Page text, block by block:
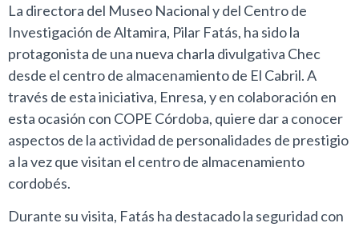
La directora del Museo Nacional y del Centro de
Investigación de Altamira, Pilar Fatás, ha sido la
protagonista de una nueva charla divulgativa Chec
desde el centro de almacenamiento de El Cabril. A
través de esta iniciativa, Enresa, y en colaboración en
esta ocasión con COPE Córdoba, quiere dar a conocer
aspectos de la actividad de personalidades de prestigio
a la vez que visitan el centro de almacenamiento
cordobés.
Durante su visita, Fatás ha destacado la seguridad con